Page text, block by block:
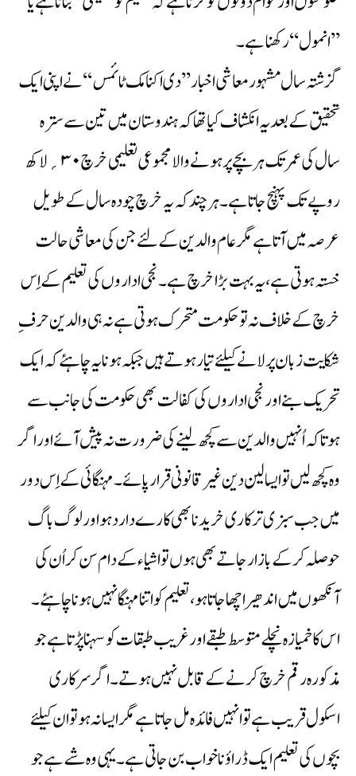
’’انمول‘‘ رکھنا ہے۔
گزشتہ سال مشہور معاشی اخبار ’’دی اکنامک ٹائمس‘‘ نے اپنی ایک
تحقیق کے بعد یہ انکشاف کیا تھا کہ ہندوستان میں تین سے سترہ
سال کی عمر تک ہر بچے پر ہونے والا مجموعی تعلیمی خرچ ۳۰؍ لاکھ
روپے تک پہنچ جاتا ہے۔ ہرچند کہ یہ خرچ چودہ سال کے طویل
عرصہ میں آتا ہے مگر عام والدین کےلئے جن کی معاشی حالت
خستہ ہوتی ہے، یہ بہت بڑا خرچ ہے۔ نجی اداروں کی تعلیم کے اِس
خرچ کے خلاف نہ تو حکومت متحرک ہوتی ہے نہ ہی والدین حرف ِ
شکایت زبان پر لانے کیلئے تیار ہوتے ہیں جبکہ ہونا یہ چاہئے کہ ایک
تحریک بنے اور نجی اداروں کی کفالت بھی حکومت کی جانب سے
ہو تاکہ اُنہیں والدین سے کچھ لینے کی ضرورت نہ پیش آئے اور اگر
وہ کچھ لیں تو ایسا لین دین غیر قانونی قرارپائے۔مہنگائی کے اِس دور
میں جب سبزی ترکاری خریدنا بھی کارے دارد ہو اور لوگ باگ
حوصلہ کرکے بازار جاتے بھی ہوں تو اشیاء کے دام سن کر اُن کی
آنکھوں میں اندھیرا چھا جاتا ہو، تعلیم کو اتنا مہنگا نہیں ہونا چاہئے۔
اس کا خمیازہ نچلے متوسط طبقے اور غریب طبقات کو سہنا پڑتا ہے جو
مذکورہ رقم خرچ کرنے کے قابل نہیں ہوتے۔اگر سرکاری
اسکول قریب ہے تو انہیں فائدہ مل جاتا ہے مگر ایسا نہ ہو تو ان کیلئے
بچوں کی تعلیم ایک ڈراؤنا خواب بن جاتی ہے۔یہی وہ شے ہے جو